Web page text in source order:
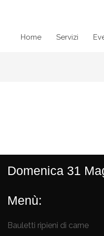
Home
Servizi
Domenica 31
Menù:
Bauletti ripieni di carne